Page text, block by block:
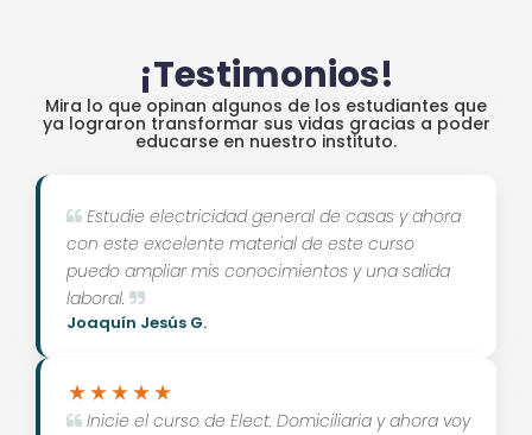
¡Testimonios!
Mira lo que opinan algunos de los estudiantes que
ya lograron transformar sus vidas gracias a poder
educarse en nuestro instituto.
Estudie electricidad general de casas y ahora
con este excelente material de este curso
puedo ampliar mis conocimientos y una salida
laboral.
Joaquín Jesús G.
Inicie el curso de Elect. Domiciliaria y ahora voy